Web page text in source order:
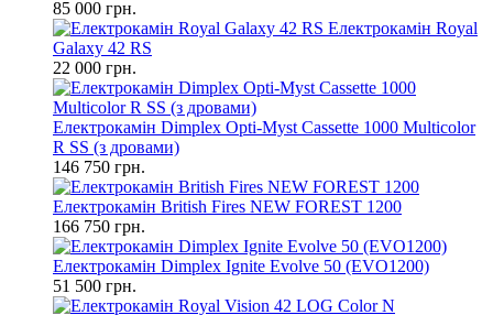
85 000 грн.
Електрокамін Royal
Galaxy 42 RS
22 000 грн.
Електрокамін Dimplex Opti-Myst Cassette 1000 Multicolor
R SS (з дровами)
146 750 грн.
Електрокамін British Fires NEW FOREST 1200
166 750 грн.
Електрокамін Dimplex Ignite Evolve 50 (EVO1200)
51 500 грн.